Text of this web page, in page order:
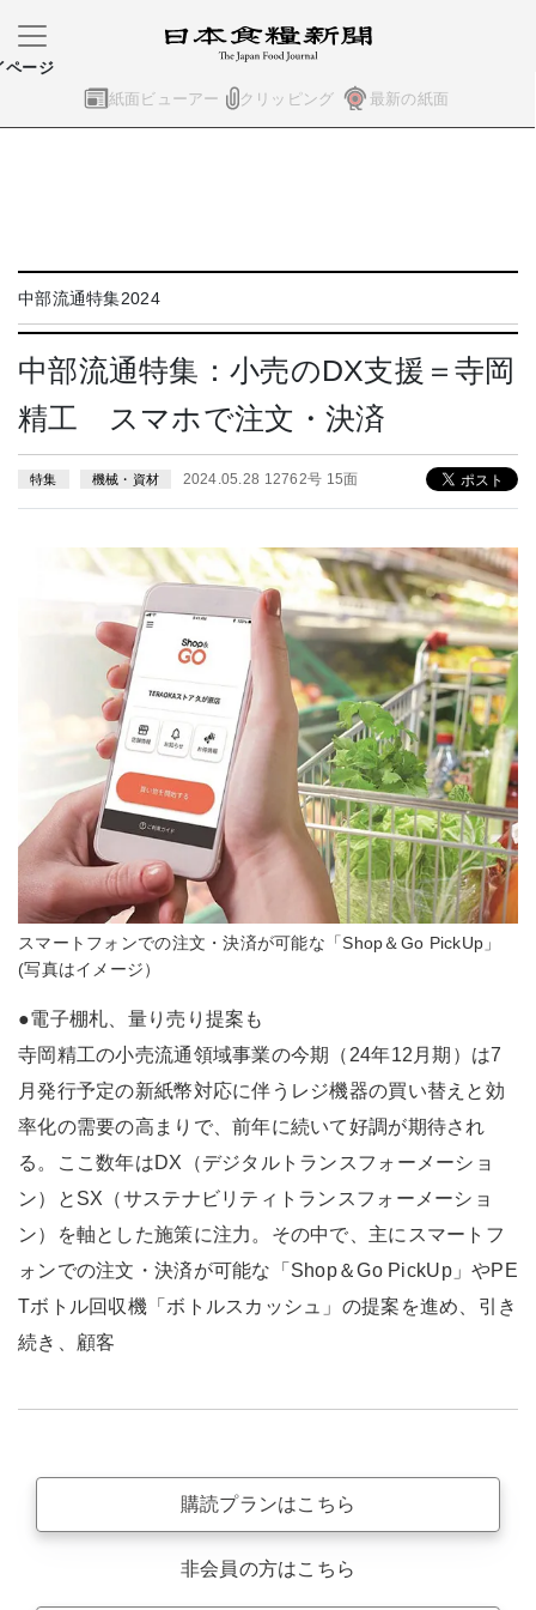
紙面ビューアー クリッピング 最新の紙面
ページ
中部流通特集2024
中部流通特集：小売のDX支援＝寺岡
精工 スマホで注文・決済
特集 機械・資材 2024.05.28 12762号 15面
スマートフォンでの注文・決済が可能な「Shop＆Go PickUp」
(写真はイメージ）
●電子棚札、量り売り提案も
寺岡精工の小売流通領域事業の今期（24年12月期）は7
月発行予定の新紙幣対応に伴うレジ機器の買い替えと効
率化の需要の高まりで、前年に続いて好調が期待され
る。ここ数年はDX（デジタルトランスフォーメーショ
ン）とSX（サステナビリティトランスフォーメーショ
ン）を軸とした施策に注力。その中で、主にスマートフ
ォンでの注文・決済が可能な「Shop＆Go PickUp」やPE
Tボトル回収機「ボトルスカッシュ」の提案を進め、引き
続き、顧客
購読プランはこちら
非会員の方はこちら